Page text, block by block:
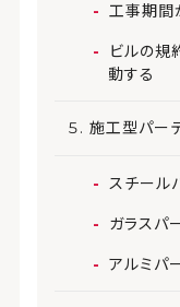
工事期間
ビルの規
動する
施工型パー
スチール
ガラスパ
アルミパ